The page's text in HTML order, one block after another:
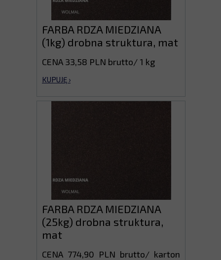
FARBA RDZA MIEDZIANA
(1kg) drobna struktura, mat
CENA 33,58 PLN brutto/ 1 kg
KUPUJĘ ›
FARBA RDZA MIEDZIANA
(25kg) drobna struktura,
mat
CENA 774,90 PLN brutto/ karton